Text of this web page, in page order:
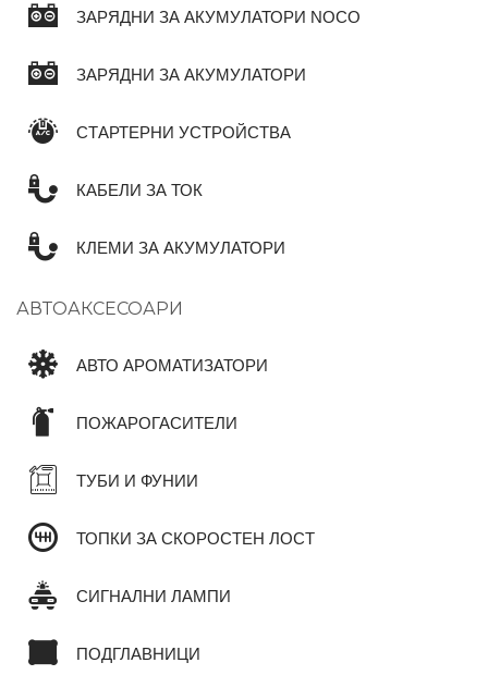
ЗАРЯДНИ ЗА АКУМУЛАТОРИ NOCO
ЗАРЯДНИ ЗА АКУМУЛАТОРИ
СТАРТЕРНИ УСТРОЙСТВА
КАБЕЛИ ЗА ТОК
КЛЕМИ ЗА АКУМУЛАТОРИ
АВТОАКСЕСОАРИ
АВТО АРОМАТИЗАТОРИ
ПОЖАРОГАСИТЕЛИ
ТУБИ И ФУНИИ
ТОПКИ ЗА СКОРОСТЕН ЛОСТ
СИГНАЛНИ ЛАМПИ
ПОДГЛАВНИЦИ